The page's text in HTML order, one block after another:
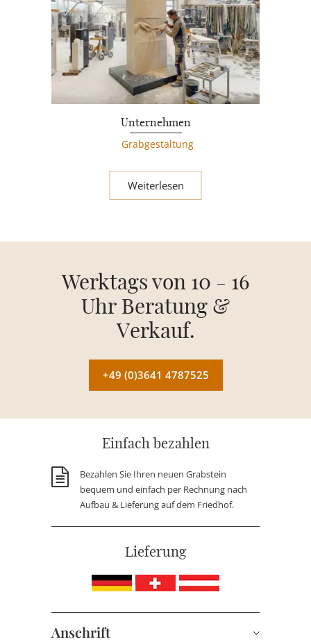
Unternehmen
Grabgestaltung
Weiterlesen
Werktags von 10 - 16
Uhr Beratung &
Verkauf.
+49 (0)3641 4787525
Einfach bezahlen
Bezahlen Sie Ihren neuen Grabstein
bequem und einfach per Rechnung nach
Aufbau & Lieferung auf dem Friedhof.
Lieferung
Anschrift